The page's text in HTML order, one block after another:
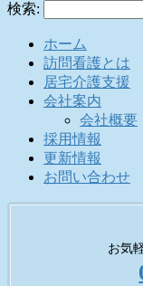
検索:
ホーム
訪問看護とは
居宅介護支援
会社案内
会社概要
採用情報
更新情報
お問い合わせ
お気